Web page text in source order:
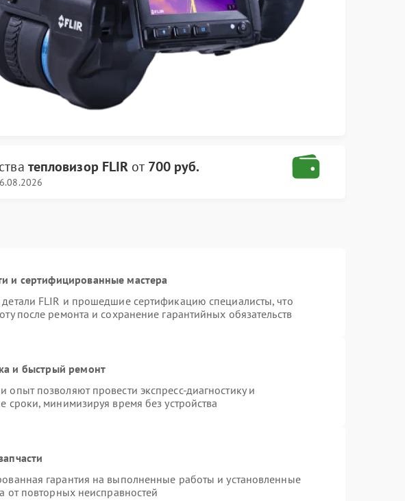
тепловизор FLIR от 700 руб.
и сертифицированные мастера
FLIR и прошедшие сертификацию специалисты, что
после ремонта и сохранение гарантийных обязательств
и быстрый ремонт
позволяют провести экспресс-диагностику и
сроки, минимизируя время без устройства
гарантия на выполненные работы и установленные
от повторных неисправностей